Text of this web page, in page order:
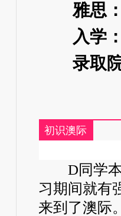
雅思：
入学：
录取院
初识澳际
D同学本
习期间就有
来到了澳际